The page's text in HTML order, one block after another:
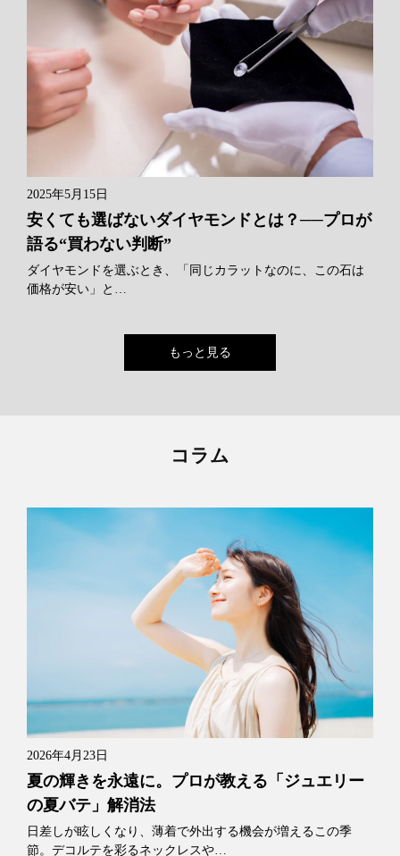
2025年5月15日
安くても選ばないダイヤモンドとは？──プロが
語る“買わない判断”
ダイヤモンドを選ぶとき、「同じカラットなのに、この石は
価格が安い」と…
もっと見る
コラム
2026年4月23日
夏の輝きを永遠に。プロが教える「ジュエリー
の夏バテ」解消法
日差しが眩しくなり、薄着で外出する機会が増えるこの季
節。デコルテを彩るネックレスや…